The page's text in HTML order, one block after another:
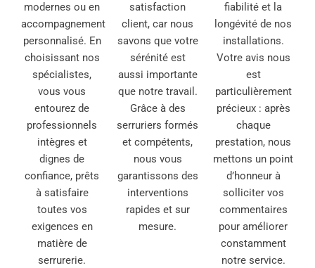
modernes ou en
accompagnement
personnalisé. En
choisissant nos
spécialistes,
vous vous
entourez de
professionnels
intègres et
dignes de
confiance, prêts
à satisfaire
toutes vos
exigences en
matière de
serrurerie.
satisfaction
client, car nous
savons que votre
sérénité est
aussi importante
que notre travail.
Grâce à des
serruriers formés
et compétents,
nous vous
garantissons des
interventions
rapides et sur
mesure.
fiabilité et la
longévité de nos
installations.
Votre avis nous
est
particulièrement
précieux : après
chaque
prestation, nous
mettons un point
d’honneur à
solliciter vos
commentaires
pour améliorer
constamment
notre service.